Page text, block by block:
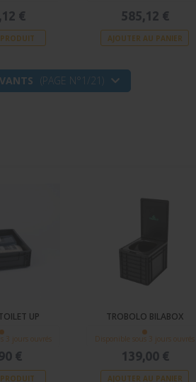
€ 585,12 €
AJOUTER AU PANIER
(PAGE N°1/21)
UP
3 jours ouvrés
€
TROBOLO BILABOX
Disponible sous 3 jours ouvrés
139,00 €
AJOUTER AU PANIER